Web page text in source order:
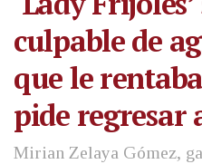
culpable de
que le
pide regresar
Mirian Zelaya Gómez,